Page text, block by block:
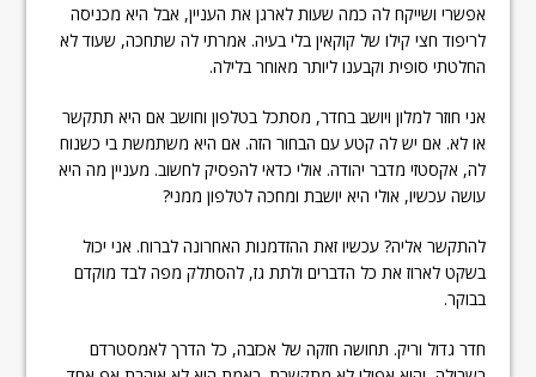
אפשרי ושייקח לה כמה שעות לארגן את העניין, אבל היא מכניסה
לריפוד חצי קילו של קוקאין בלי בעיה. אמרתי לה שתחכה, שעוד לא
החלטתי סופית וקבענו ליותר מאוחר בלילה.
אני חוזר למלון ויושב בחדר, מסתכל בטלפון וחושב אם היא תתקשר
או לא. אם יש לה קטע עם הבחור הזה. אם היא משתמשת בי כשנוח
לה, אקסטזי מדבר יהודה. אולי כדאי להפסיק לחשוב. מעניין מה היא
עושה עכשיו, אולי היא יושבת ומחכה לטלפון ממני?
להתקשר אליה? עכשיו זאת ההזדמנות האחרונה לברוח. אני יכול
בשקט לארוז את כל הדברים ולתת גז, להסתלק מפה לבד מוקדם
בבוקר.
חדר גדול וריק. תחושה חזקה של אכזבה, כל הדרך לאמסטרדם